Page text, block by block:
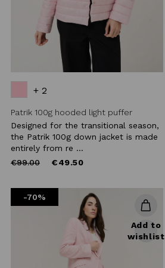
+ 2
Patrik 100g hooded light puffer
Designed for the transitional season,
the Patrik 100g down jacket is made
entirely from re ...
Price
€99.00to €49.50
-70%
Add to
wishlist